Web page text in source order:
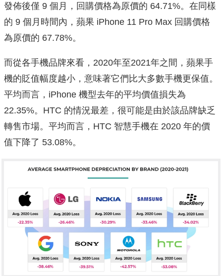
發佈後僅 9 個月，回購價格為原價的 64.71%。在同樣
的 9 個月時間內，蘋果 iPhone 11 Pro Max 回購價格
為原價的 67.78%。
而從各手機品牌來看，2020年至2021年之間，蘋果手
機的貶值幅度越小，意味著它們比大多數手機更保值。
平均而言，iPhone 機型去年的平均價值損失為
22.35%。HTC 的情況最差，很可能是由於該品牌缺乏
轉售市場。平均而言，HTC 智慧手機在 2020 年的價
值下降了 53.08%。